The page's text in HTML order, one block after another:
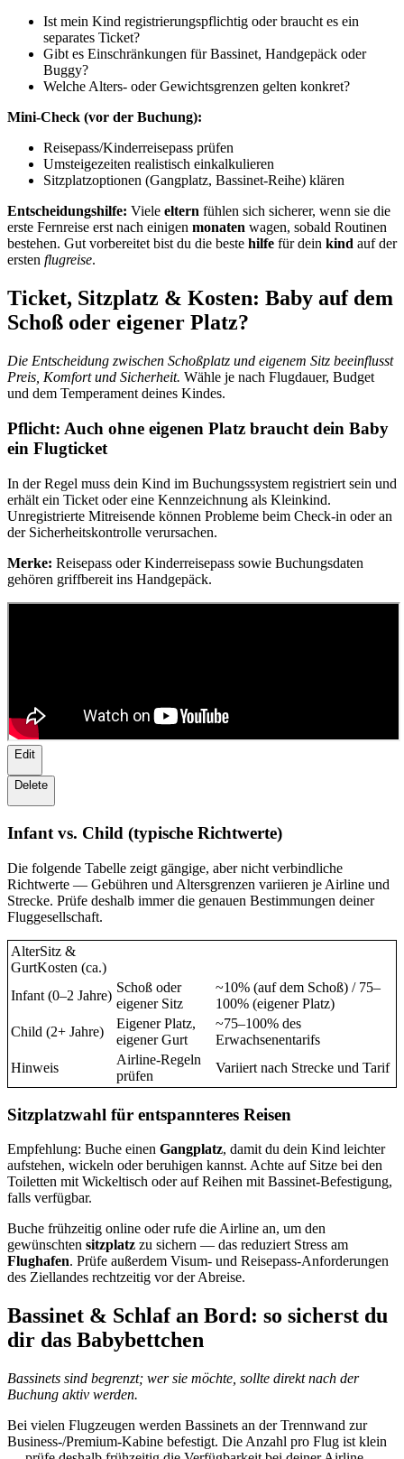
Ist mein Kind registrierungspflichtig oder braucht es ein
separates Ticket?
Gibt es Einschränkungen für Bassinet, Handgepäck oder
Buggy?
Welche Alters- oder Gewichtsgrenzen gelten konkret?
Mini-Check (vor der Buchung):
Reisepass/Kinderreisepass prüfen
Umsteigezeiten realistisch einkalkulieren
Sitzplatzoptionen (Gangplatz, Bassinet‑Reihe) klären
Entscheidungshilfe: Viele eltern fühlen sich sicherer, wenn sie die
erste Fernreise erst nach einigen monaten wagen, sobald Routinen
bestehen. Gut vorbereitet bist du die beste hilfe für dein kind auf der
ersten flugreise.
Ticket, Sitzplatz & Kosten: Baby auf dem
Schoß oder eigener Platz?
Die Entscheidung zwischen Schoßplatz und eigenem Sitz beeinflusst
Preis, Komfort und Sicherheit. Wähle je nach Flugdauer, Budget
und dem Temperament deines Kindes.
Pflicht: Auch ohne eigenen Platz braucht dein Baby
ein Flugticket
In der Regel muss dein Kind im Buchungssystem registriert sein und
erhält ein Ticket oder eine Kennzeichnung als Kleinkind.
Unregistrierte Mitreisende können Probleme beim Check‑in oder an
der Sicherheitskontrolle verursachen.
Merke: Reisepass oder Kinderreisepass sowie Buchungsdaten
gehören griffbereit ins Handgepäck.
Edit
Delete
Infant vs. Child (typische Richtwerte)
Die folgende Tabelle zeigt gängige, aber nicht verbindliche
Richtwerte — Gebühren und Altersgrenzen variieren je Airline und
Strecke. Prüfe deshalb immer die genauen Bestimmungen deiner
Fluggesellschaft.
AlterSitz &
GurtKosten (ca.)
Infant (0–2 Jahre)
Schoß oder
eigener Sitz
~10% (auf dem Schoß) / 75–
100% (eigener Platz)
Child (2+ Jahre)
Eigener Platz,
eigener Gurt
~75–100% des
Erwachsenentarifs
Hinweis
Airline-Regeln
prüfen
Variiert nach Strecke und Tarif
Sitzplatzwahl für entspannteres Reisen
Empfehlung: Buche einen Gangplatz, damit du dein Kind leichter
aufstehen, wickeln oder beruhigen kannst. Achte auf Sitze bei den
Toiletten mit Wickeltisch oder auf Reihen mit Bassinet‑Befestigung,
falls verfügbar.
Buche frühzeitig online oder rufe die Airline an, um den
gewünschten sitzplatz zu sichern — das reduziert Stress am
Flughafen. Prüfe außerdem Visum‑ und Reisepass‑Anforderungen
des Ziellandes rechtzeitig vor der Abreise.
Bassinet & Schlaf an Bord: so sicherst du
dir das Babybettchen
Bassinets sind begrenzt; wer sie möchte, sollte direkt nach der
Buchung aktiv werden.
Bei vielen Flugzeugen werden Bassinets an der Trennwand zur
Business‑/Premium‑Kabine befestigt. Die Anzahl pro Flug ist klein